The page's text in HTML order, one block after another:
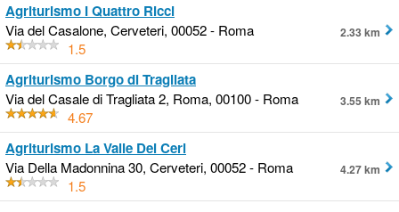
Agriturismo I Quattro Ricci
Via del Casalone, Cerveteri, 00052 - Roma
1.5
2.33 km
Agriturismo Borgo di Tragliata
Via del Casale di Tragliata 2, Roma, 00100 - Roma
4.67
3.55 km
Agriturismo La Valle Dei Ceri
Via Della Madonnina 30, Cerveteri, 00052 - Roma
1.5
4.27 km